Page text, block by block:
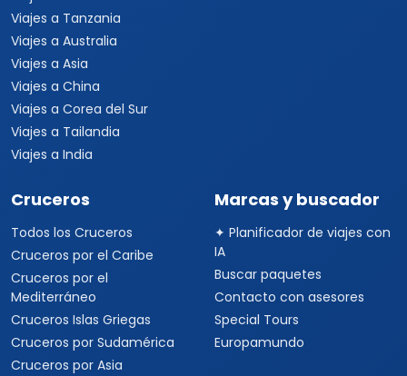
Viajes a Tanzania
Viajes a Australia
Viajes a Asia
Viajes a China
Viajes a Corea del Sur
Viajes a Tailandia
Viajes a India
Cruceros
Todos los Cruceros
Cruceros por el Caribe
Cruceros por el
Mediterráneo
Cruceros Islas Griegas
Cruceros por Sudamérica
Cruceros por Asia
Marcas y buscador
✦ Planificador de viajes con
IA
Buscar paquetes
Contacto con asesores
Special Tours
Europamundo